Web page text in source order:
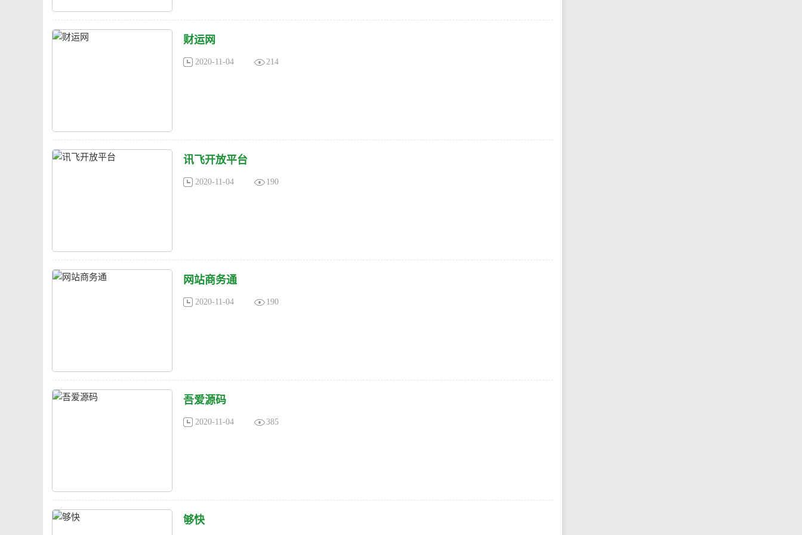
财运网
2020-11-04 214
讯飞开放平台
2020-11-04 190
网站商务通
2020-11-04 190
吾爱源码
2020-11-04 385
够快